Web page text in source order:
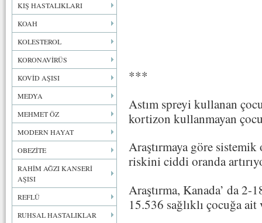
KIŞ HASTALIKLARI
KOAH
KOLESTEROL
KORONAVİRÜS
KOVİD AŞISI
MEDYA
MEHMET ÖZ
MODERN HAYAT
OBEZİTE
RAHİM AĞZI KANSERİ
AŞISI
REFLÜ
RUHSAL HASTALIKLAR
***
Astım spreyi kullanan
kortizon kullanmayan
Araştırmaya göre
riskini ciddi oranda
Araştırma, Kanada’ da 2-
15.536 sağlıklı çocuğa